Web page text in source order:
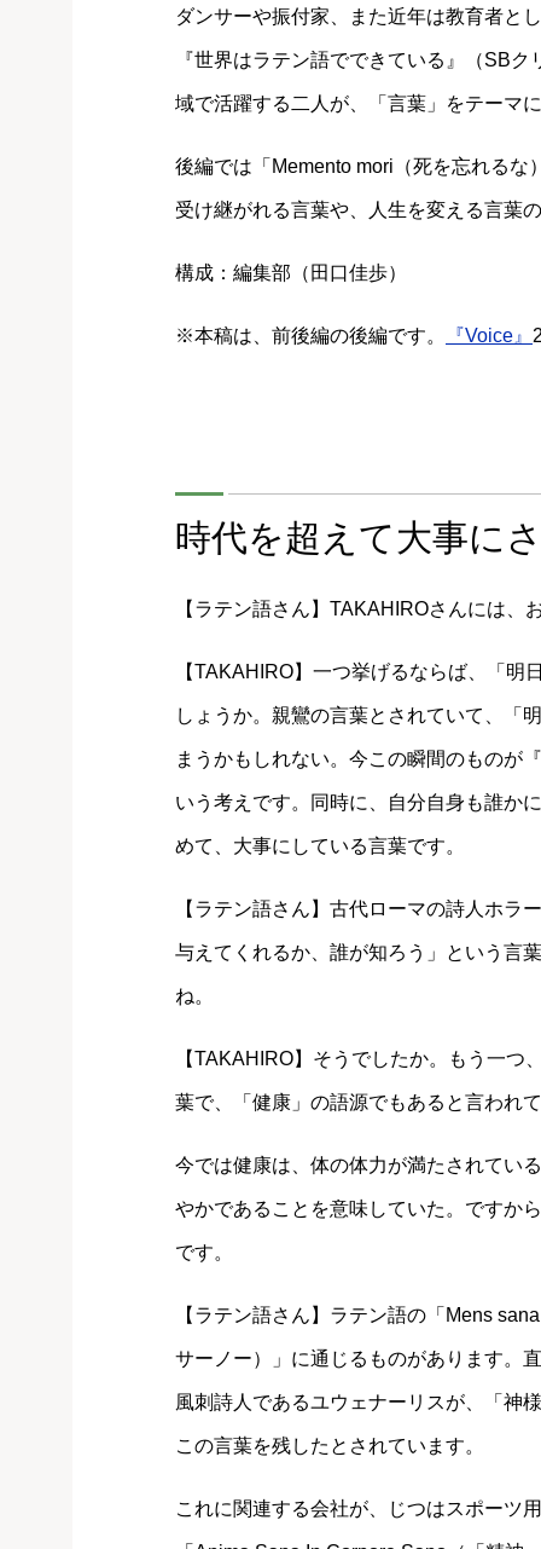
ダンサーや振付家、また近年は教育者と
『世界はラテン語でできている』（SB
域で活躍する二人が、「言葉」をテーマ
後編では「Memento mori（死を忘れる
受け継がれる言葉や、人生を変える言葉
構成：編集部（田口佳歩）
※本稿は、前後編の後編です。 『Voice』
時代を超えて大事に
【ラテン語さん】TAKAHIROさんには
【TAKAHIRO】一つ挙げるならば、「
しょうか。親鸞の言葉とされていて、「
まうかもしれない。今この瞬間のものが
いう考えです。同時に、自分自身も誰か
めて、大事にしている言葉です。
【ラテン語さん】古代ローマの詩人ホラ
与えてくれるか、誰が知ろう」という言
ね。
【TAKAHIRO】そうでしたか。もう一
葉で、「健康」の語源でもあると言われ
今では健康は、体の体力が満たされてい
やかであることを意味していた。ですか
です。
【ラテン語さん】ラテン語の「Mens
サーノー）」に通じるものがあります。
風刺詩人であるユウェナーリスが、「神
この言葉を残したとされています。
これに関連する会社が、じつはスポーツ